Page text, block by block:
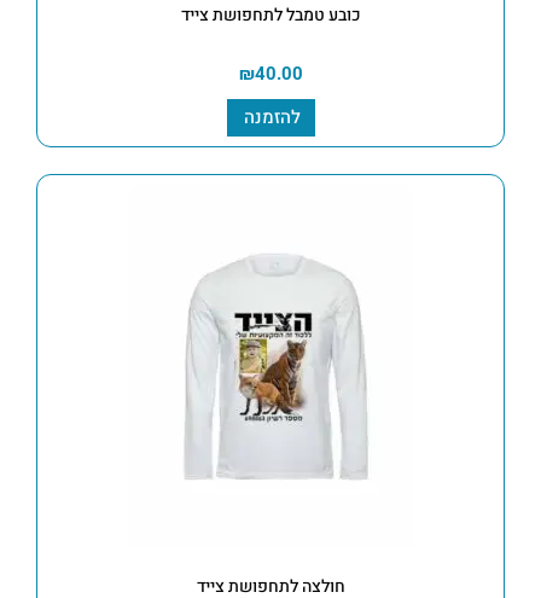
כובע טמבל לתחפושת צייד
₪40.00
להזמנה
חולצה לתחפושת צייד